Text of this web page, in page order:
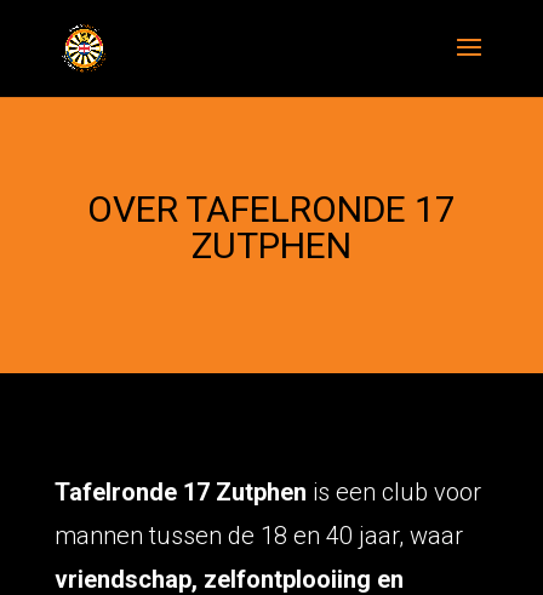
OVER TAFELRONDE 17
ZUTPHEN
Tafelronde 17 Zutphen is een club voor
mannen tussen de 18 en 40 jaar, waar
vriendschap, zelfontplooiing en